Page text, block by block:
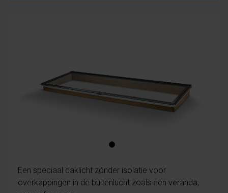
Een speciaal daklicht zónder isolatie voor
overkappingen in de buitenlucht zoals een veranda,